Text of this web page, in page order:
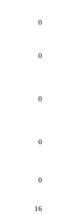
0
0
0
0
0
16